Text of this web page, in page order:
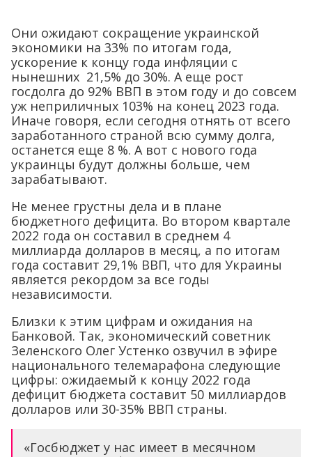
Они ожидают сокращение украинской
экономики на 33% по итогам года,
ускорение к концу года инфляции с
нынешних 21,5% до 30%. А еще рост
госдолга до 92% ВВП в этом году и до совсем
уж неприличных 103% на конец 2023 года.
Иначе говоря, если сегодня отнять от всего
заработанного страной всю сумму долга,
останется еще 8 %. А вот с нового года
украинцы будут должны больше, чем
зарабатывают.
Не менее грустны дела и в плане
бюджетного дефицита. Во втором квартале
2022 года он составил в среднем 4
миллиарда долларов в месяц, а по итогам
года составит 29,1% ВВП, что для Украины
является рекордом за все годы
независимости.
Близки к этим цифрам и ожидания на
Банковой. Так, экономический советник
Зеленского Олег Устенко озвучил в эфире
национального телемарафона следующие
цифры: ожидаемый к концу 2022 года
дефицит бюджета составит 50 миллиардов
долларов или 30-35% ВВП страны.
«Госбюджет у нас имеет в месячном